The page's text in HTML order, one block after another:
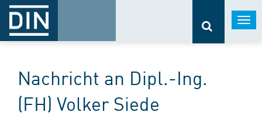
Nachricht an Dipl.-Ing.
(FH) Volker Siede